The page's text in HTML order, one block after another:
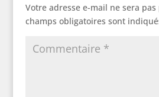
Votre adresse e-mail ne sera
champs obligatoires sont